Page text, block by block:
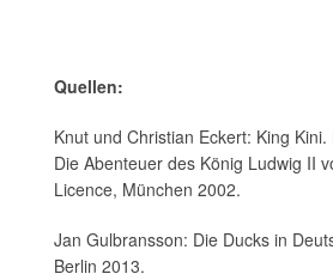
Quellen:
Knut und Christian Eckert: King
Die Abenteuer des König Ludwig II
Licence, München 2002.
Jan Gulbransson: Die Ducks in
Berlin 2013.